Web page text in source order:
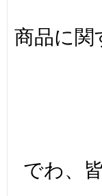
商品に関
でわ、